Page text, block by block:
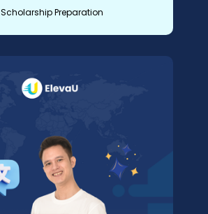
Scholarship Preparation